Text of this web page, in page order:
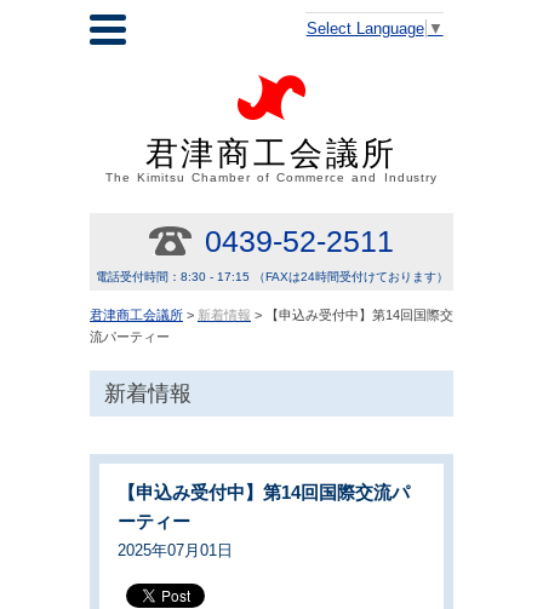
Select Language ▼
君津商工会議所
The Kimitsu Chamber of Commerce and Industry
0439-52-2511
電話受付時間：8:30 - 17:15 （FAXは24時間受付けております）
君津商工会議所 > 新着情報 > 【申込み受付中】第14回国際交
流パーティー
新着情報
【申込み受付中】第14回国際交流パ
ーティー
2025年07月01日